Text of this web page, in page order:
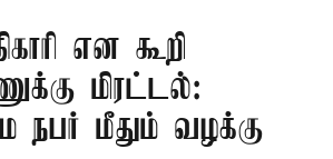
என கூறி
மிரட்டல்:
நபர் மீதும் வழக்கு